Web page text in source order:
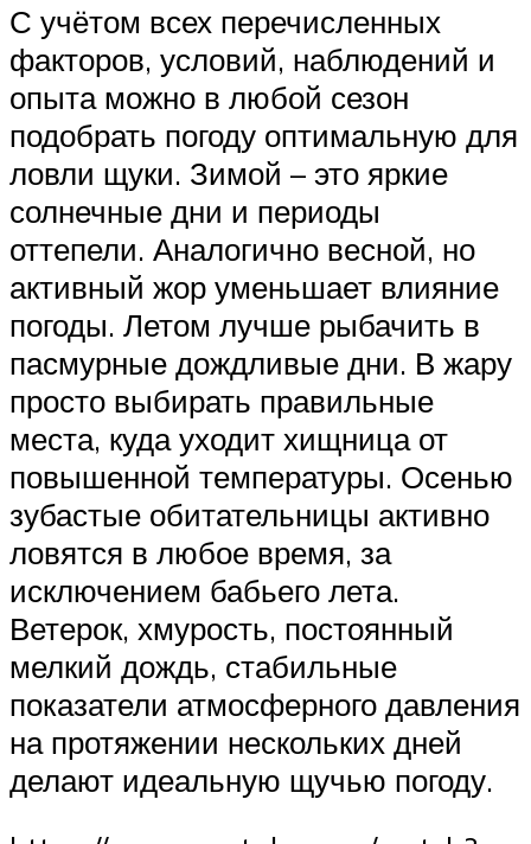
С учётом всех перечисленных
факторов, условий, наблюдений и
опыта можно в любой сезон
подобрать погоду оптимальную для
ловли щуки. Зимой – это яркие
солнечные дни и периоды
оттепели. Аналогично весной, но
активный жор уменьшает влияние
погоды. Летом лучше рыбачить в
пасмурные дождливые дни. В жару
просто выбирать правильные
места, куда уходит хищница от
повышенной температуры. Осенью
зубастые обитательницы активно
ловятся в любое время, за
исключением бабьего лета.
Ветерок, хмурость, постоянный
мелкий дождь, стабильные
показатели атмосферного давления
на протяжении нескольких дней
делают идеальную щучью погоду.